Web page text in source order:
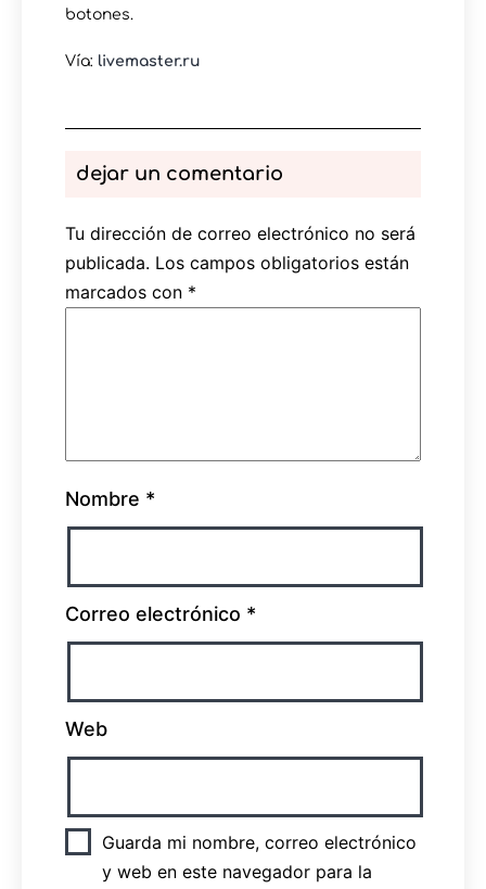
botones.
Vía: livemaster.ru
dejar un comentario
Tu dirección de correo electrónico no será
publicada. Los campos obligatorios están
marcados con *
Nombre *
Correo electrónico *
Web
Guarda mi nombre, correo electrónico
y web en este navegador para la